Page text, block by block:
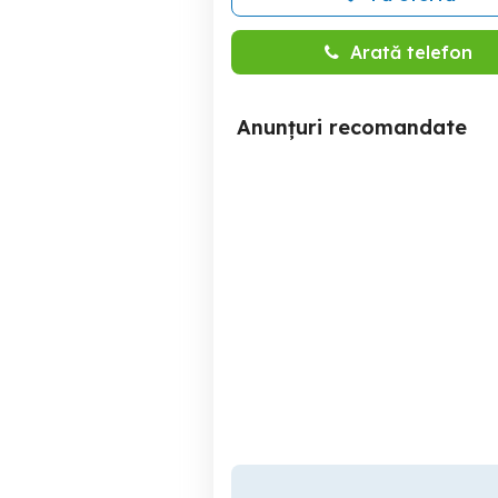
Arată telefon
Anunțuri recomandate